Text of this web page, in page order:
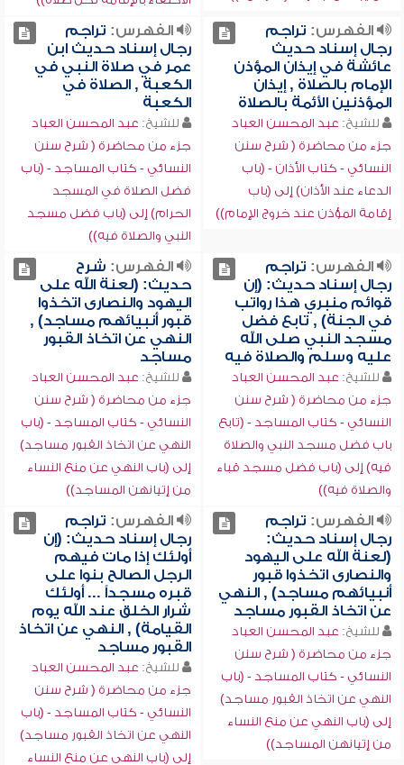
الفهرس: تراجم
رجال إسناد حديث
عائشة في إيذان المؤذن
الإمام بالصلاة , إيذان
المؤذنين الأئمة بالصلاة
للشيخ: عبد المحسن العباد
جزء من محاضرة ( شرح سنن
النسائي - كتاب الأذان - (باب
الدعاء عند الأذان) إلى (باب
إقامة المؤذن عند خروج الإمام))
الفهرس: تراجم
رجال إسناد حديث ابن
عمر في صلاة النبي في
الكعبة , الصلاة في
الكعبة
للشيخ: عبد المحسن العباد
جزء من محاضرة ( شرح سنن
النسائي - كتاب المساجد - (باب
فضل الصلاة في المسجد
الحرام) إلى (باب فضل مسجد
النبي والصلاة فيه))
الفهرس: تراجم
رجال إسناد حديث: (إن
قوائم منبري هذا رواتب
في الجنة) , تابع فضل
مسجد النبي صلى الله
عليه وسلم والصلاة فيه
للشيخ: عبد المحسن العباد
جزء من محاضرة ( شرح سنن
النسائي - كتاب المساجد - (تابع
باب فضل مسجد النبي والصلاة
فيه) إلى (باب فضل مسجد قباء
والصلاة فيه))
الفهرس: شرح
حديث: (لعنة الله على
اليهود والنصارى اتخذوا
قبور أنبيائهم مساجد) ,
النهي عن اتخاذ القبور
مساجد
للشيخ: عبد المحسن العباد
جزء من محاضرة ( شرح سنن
النسائي - كتاب المساجد - (باب
النهي عن اتخاذ القبور مساجد)
إلى (باب النهي عن منع النساء
من إتيانهن المساجد))
الفهرس: تراجم
رجال إسناد حديث:
(لعنة الله على اليهود
والنصارى اتخذوا قبور
أنبيائهم مساجد) , النهي
عن اتخاذ القبور مساجد
للشيخ: عبد المحسن العباد
جزء من محاضرة ( شرح سنن
النسائي - كتاب المساجد - (باب
النهي عن اتخاذ القبور مساجد)
إلى (باب النهي عن منع النساء
من إتيانهن المساجد))
الفهرس: تراجم
رجال إسناد حديث: (إن
أولئك إذا مات فيهم
الرجل الصالح بنوا على
قبره مسجداً ... أولئك
شرار الخلق عند الله يوم
القيامة) , النهي عن اتخاذ
القبور مساجد
للشيخ: عبد المحسن العباد
جزء من محاضرة ( شرح سنن
النسائي - كتاب المساجد - (باب
النهي عن اتخاذ القبور مساجد)
إلى (باب النهي عن منع النساء